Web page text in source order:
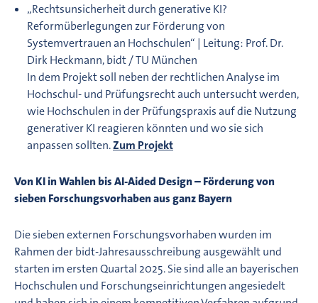
„Rechtsunsicherheit durch generative KI?
Reformüberlegungen zur Förderung von
Systemvertrauen an Hochschulen“ | Leitung: Prof. Dr.
Dirk Heckmann, bidt / TU München
In dem Projekt soll neben der rechtlichen Analyse im
Hochschul- und Prüfungsrecht auch untersucht werden,
wie Hochschulen in der Prüfungspraxis auf die Nutzung
generativer KI reagieren könnten und wo sie sich
anpassen sollten.Zum Projekt
Von KI in Wahlen bis AI-Aided Design – Förderung von
sieben Forschungsvorhaben aus ganz Bayern
Die sieben externen Forschungsvorhaben wurden im
Rahmen der bidt-Jahresausschreibung ausgewählt und
starten im ersten Quartal 2025. Sie sind alle an bayerischen
Hochschulen und Forschungseinrichtungen angesiedelt